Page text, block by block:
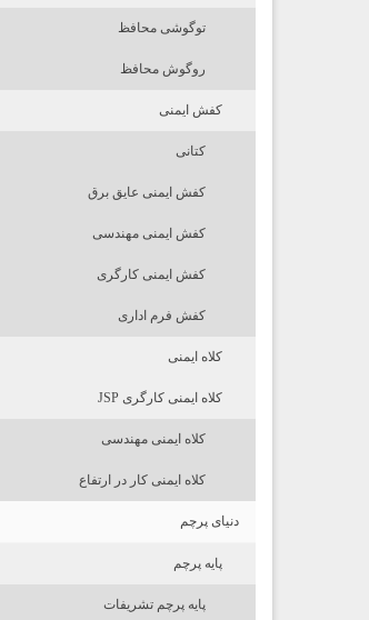
توگوشی محافظ
روگوش محافظ
کفش ایمنی
کتانی
کفش ایمنی عایق برق
کفش ایمنی مهندسی
کفش ایمنی کارگری
کفش فرم اداری
کلاه ایمنی
کلاه ایمنی کارگری JSP
کلاه ایمنی مهندسی
کلاه ایمنی کار در ارتفاع
دنیای پرچم
پایه پرچم
پایه پرچم تشریفات